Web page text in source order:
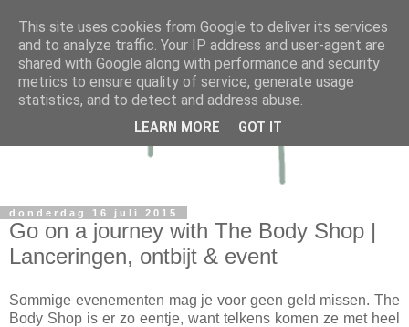
donderdag 16 juli 2015
Go on a journey with The Body Shop |
Lanceringen, ontbijt & event
Sommige evenementen mag je voor geen geld missen. The
Body Shop is er zo eentje, want telkens komen ze met heel
This site uses cookies from Google to deliver its services
and to analyze traffic. Your IP address and user-agent are
shared with Google along with performance and security
metrics to ensure quality of service, generate usage
statistics, and to detect and address abuse.
LEARN MORE GOT IT